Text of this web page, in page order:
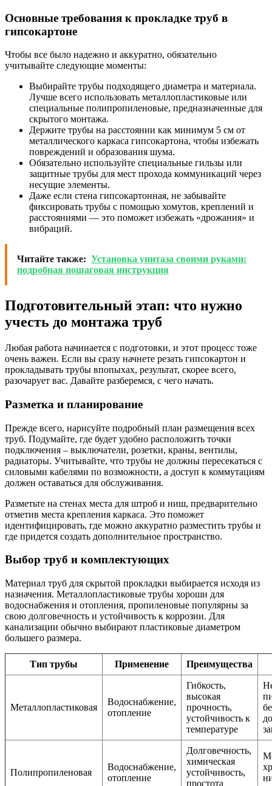
Основные требования к прокладке труб в
гипсокартоне
Чтобы все было надежно и аккуратно, обязательно
учитывайте следующие моменты:
Выбирайте трубы подходящего диаметра и материала.
Лучше всего использовать металлопластиковые или
специальные полипропиленовые, предназначенные для
скрытого монтажа.
Держите трубы на расстоянии как минимум 5 см от
металлического каркаса гипсокартона, чтобы избежать
повреждений и образования шума.
Обязательно используйте специальные гильзы или
защитные трубы для мест прохода коммуникаций через
несущие элементы.
Даже если стена гипсокартонная, не забывайте
фиксировать трубы с помощью хомутов, креплений и
расстояниями — это поможет избежать «дрожания» и
вибраций.
Читайте также: Установка унитаза своими руками:
подробная пошаговая инструкция
Подготовительный этап: что нужно
учесть до монтажа труб
Любая работа начинается с подготовки, и этот процесс тоже
очень важен. Если вы сразу начнете резать гипсокартон и
прокладывать трубы впопыхах, результат, скорее всего,
разочарует вас. Давайте разберемся, с чего начать.
Разметка и планирование
Прежде всего, нарисуйте подробный план размещения всех
труб. Подумайте, где будет удобно расположить точки
подключения – выключатели, розетки, краны, вентилы,
радиаторы. Учитывайте, что трубы не должны пересекаться с
силовыми кабелями по возможности, а доступ к коммутациям
должен оставаться для обслуживания.
Разметьте на стенах места для штроб и ниш, предварительно
отметив места крепления каркаса. Это поможет
идентифицировать, где можно аккуратно разместить трубы и
где придется создать дополнительное пространство.
Выбор труб и комплектующих
Материал труб для скрытой прокладки выбирается исходя из
назначения. Металлопластиковые трубы хороши для
водоснабжения и отопления, пропиленовые популярны за
свою долговечность и устойчивость к коррозии. Для
канализации обычно выбирают пластиковые диаметром
большего размера.
Тип трубы Применение Преимущества
Металлопластиковая
Водоснабжение,
отопление
Гибкость,
высокая
прочность,
устойчивость к
температуре
Полипропиленовая
Водоснабжение,
отопление
Долговечность,
химическая
устойчивость,
простота